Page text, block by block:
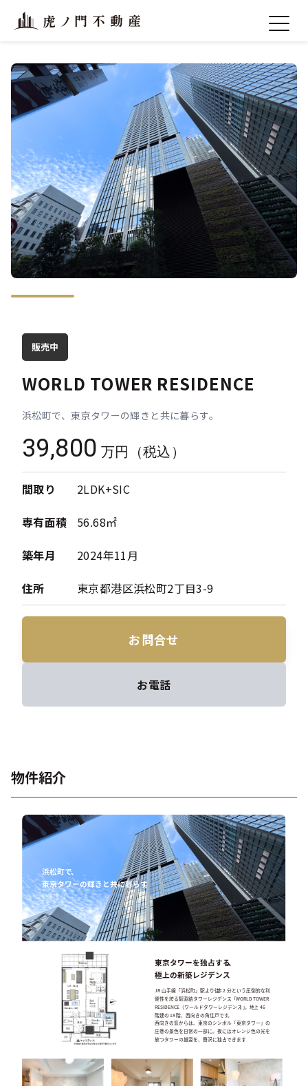
販売中
WORLD TOWER RESIDENCE
浜松町で、東京タワーの輝きと共に暮らす。
39,800 万円（税込）
間取り
2LDK+SIC
専有面積
56.68㎡
築年月
2024年11月
住所
東京都港区浜松町2丁目3-9
お問合せ
お電話
物件紹介